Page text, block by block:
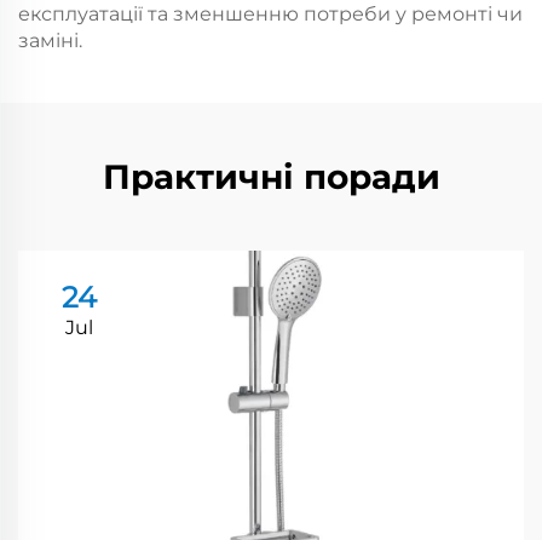
експлуатації та зменшенню потреби у ремонті чи
заміні.
Практичні поради
24
Jul